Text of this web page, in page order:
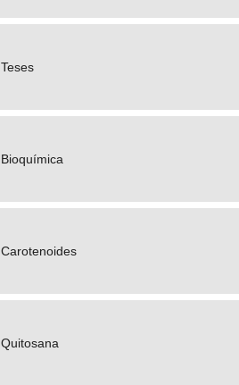
Teses
Bioquímica
Carotenoides
Quitosana